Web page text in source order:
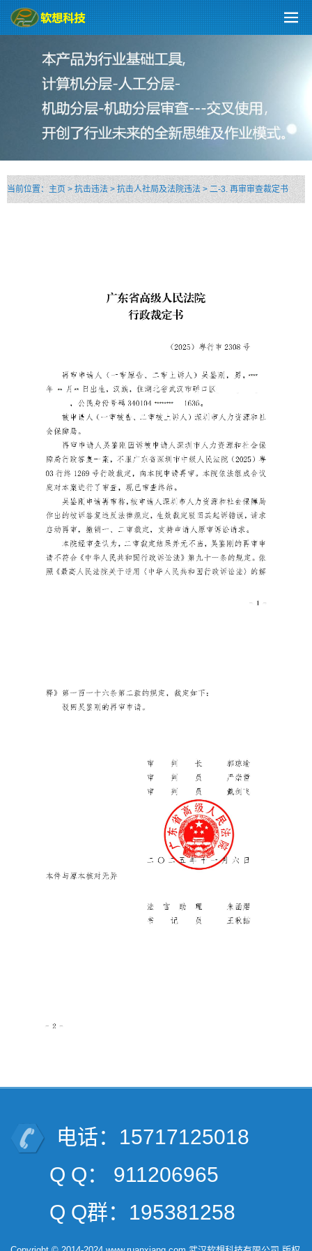
当前位置： 主页 > 抗击违法>抗击人社局及法院违法 >二-3. 再审审查裁定书
电话：15717125018
Q Q： 911206965
Q Q群：195381258